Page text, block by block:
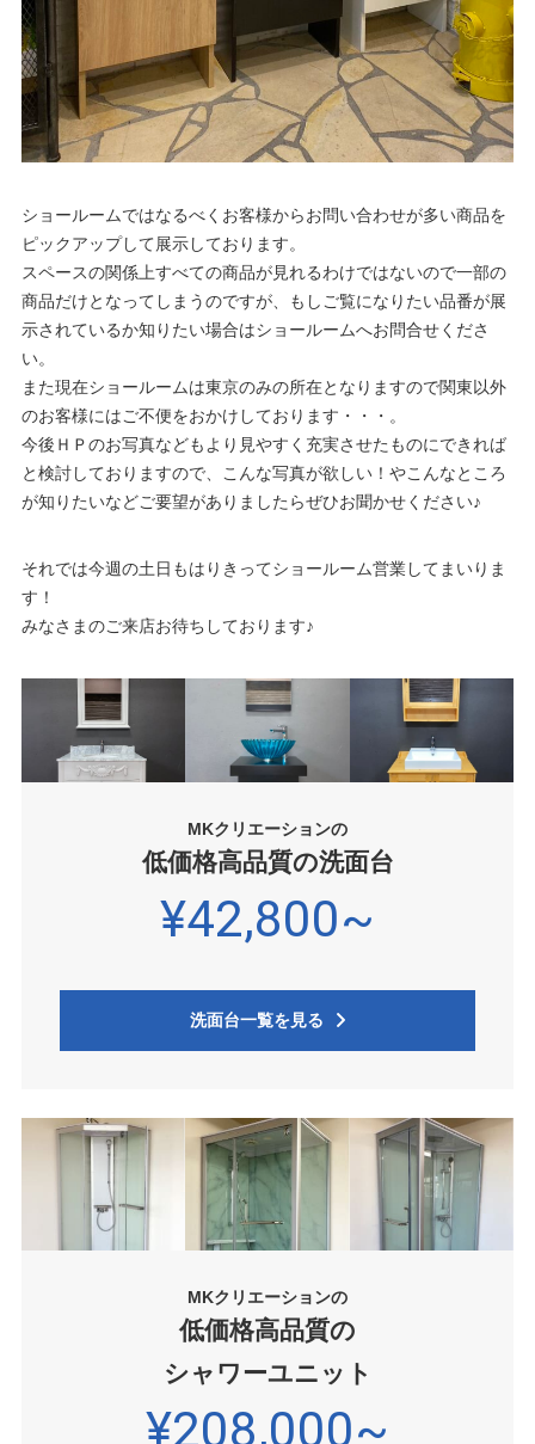
ショールームではなるべくお客様からお問い合わせが多い商品を
ピックアップして展示しております。
スペースの関係上すべての商品が見れるわけではないので一部の
商品だけとなってしまうのですが、もしご覧になりたい品番が展
示されているか知りたい場合はショールームへお問合せくださ
い。
また現在ショールームは東京のみの所在となりますので関東以外
のお客様にはご不便をおかけしております・・・。
今後ＨＰのお写真などもより見やすく充実させたものにできれば
と検討しておりますので、こんな写真が欲しい！やこんなところ
が知りたいなどご要望がありましたらぜひお聞かせください♪
それでは今週の土日もはりきってショールーム営業してまいりま
す！
みなさまのご来店お待ちしております♪
MKクリエーションの
低価格高品質の洗面台
¥42,800~
洗面台一覧を見る
MKクリエーションの
低価格高品質の
シャワーユニット
¥208,000~